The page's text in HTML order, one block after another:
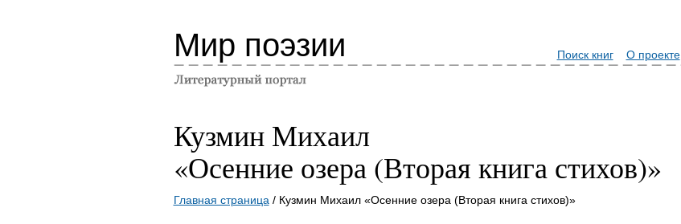
Мир поэзии Поиск книг О проекте
Кузмин Михаил
«Осенние озера (Вторая книга стихов)»
Главная страница / Кузмин Михаил «Осенние озера (Вторая книга стихов)»